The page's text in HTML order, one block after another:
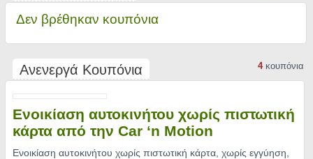
Δεν βρέθηκαν κουπόνια
Ανενεργά Κουπόνια 4κουπόνια
Ενοικίαση αυτοκινήτου χωρίς πιστωτική
κάρτα από την Car ‘n Motion
Ενοικίαση αυτοκινήτου χωρίς πιστωτική κάρτα, χωρίς εγγύηση,